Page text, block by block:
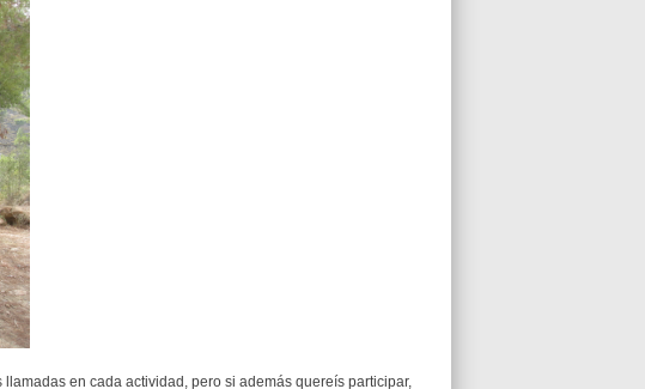
en cada actividad, pero si además quereís participar,